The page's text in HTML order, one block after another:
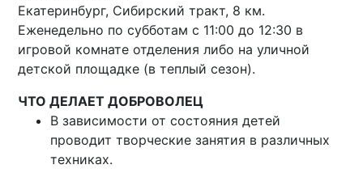
Екатеринбург, Сибирский тракт, 8 км.
Еженедельно по субботам с 11:00 до 12:30 в
игровой комнате отделения либо на уличной
детской площадке (в теплый сезон).
ЧТО ДЕЛАЕТ ДОБРОВОЛЕЦ
В зависимости от состояния детей
проводит творческие занятия в различных
техниках.